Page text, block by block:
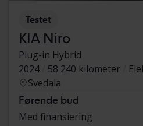
Testet
KIA Niro
Plug-in Hybrid
2024
58 240 kilometer
Svedala
Førende bud
Med finansiering